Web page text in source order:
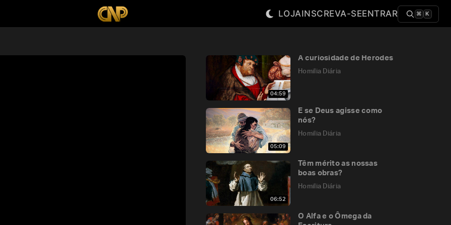
LOJAINSCREVA-SEENTRAR ⌘ K
04:59
A curiosidade de Herodes
Homilia Diária
05:09
E se Deus agisse como
nós?
Homilia Diária
06:52
Têm mérito as nossas
boas obras?
Homilia Diária
O Alfa e o Ômega da